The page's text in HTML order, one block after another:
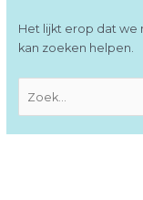
Het lijkt erop dat we
kan zoeken helpen.
naar: